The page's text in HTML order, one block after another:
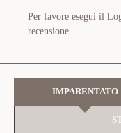
Per favore esegui il
recensione
IMPARENTATO